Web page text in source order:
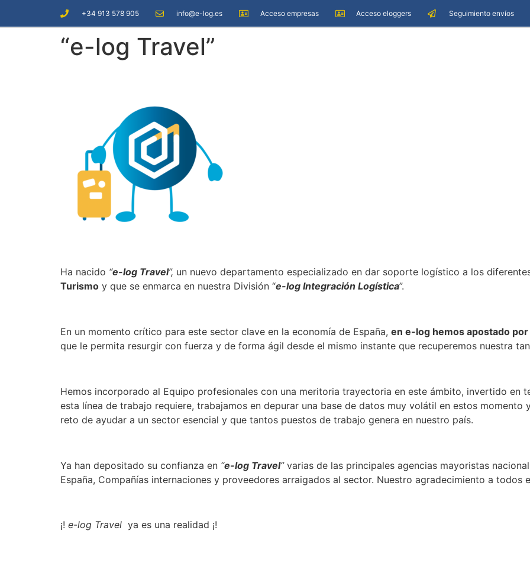
+34 913 578 905 info@e-log.es Acceso empresas Acceso eloggers Seguimiento envíos
“e-log Travel”
Ha nacido “e-log Travel”, un nuevo departamento especializado en dar soporte logístico a los
Turismo y que se enmarca en nuestra División “e-log Integración Logística”.
En un momento crítico para este sector clave en la economía de España, en e-log hemos apostado
que le permita resurgir con fuerza y de forma ágil desde el mismo instante que recuperemos nuestra tan
Hemos incorporado al Equipo profesionales con una meritoria trayectoria en este ámbito, invertido en
esta línea de trabajo requiere, trabajamos en depurar una base de datos muy volátil en estos
reto de ayudar a un sector esencial y que tantos puestos de trabajo genera en nuestro país.
Ya han depositado su confianza en “e-log Travel”varias de las principales agencias mayoristas
España, Compañías internaciones y proveedores arraigados al sector. Nuestro agradecimiento a todos
¡! e-log Travel ya es una realidad ¡!